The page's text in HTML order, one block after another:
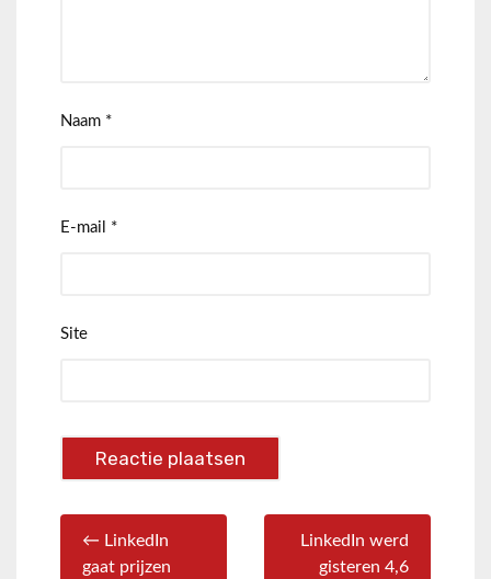
Naam *
E-mail *
Site
← LinkedIn
gaat prijzen
LinkedIn werd
gisteren 4,6